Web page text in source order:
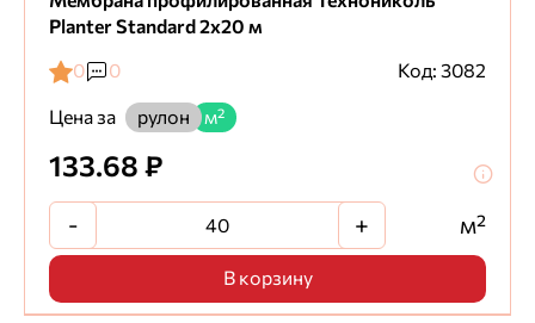
Planter Standard 2х20 м
0
0
Код: 3082
Цена за
рулон м²
133.68 ₽
- + м²
В корзину